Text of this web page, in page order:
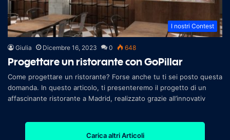
I nostri Contest
Giulia Dicembre 16, 2023 0 648
Progettare un ristorante con GoPillar
Come progettare un ristorante? Forse anche tu ti sei posto questa
domanda. In questo articolo, ti presenteremo il progetto di un
affascinante ristorante a Madrid, realizzato grazie all’innovativ
Carica altri Articoli